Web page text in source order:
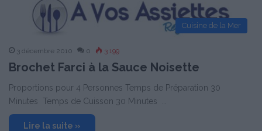
Cuisine de la Mer
3 décembre 2010 0 3 199
Brochet Farci à la Sauce Noisette
Proportions pour 4 Personnes Temps de Préparation 30
Minutes Temps de Cuisson 30 Minutes …
Lire la suite »